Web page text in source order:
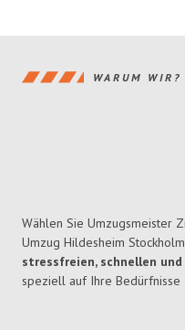
WARUM WIR?
Wählen Sie Umzugsmeister
Umzug Hildesheim
stressfreien, schnellen
speziell auf Ihre Bedürfnisse